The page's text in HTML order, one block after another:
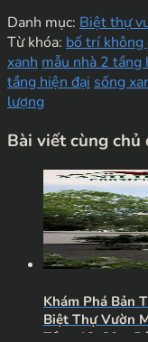
Danh mục: Biệt thự
Từ khóa: bố trí không
xanh mẫu nhà 2 tầng
tầng hiện đại sống
lượng
Bài viết cùng chủ
Khám Phá Bản
Biệt Thự Vườn
Tầng 12x20m